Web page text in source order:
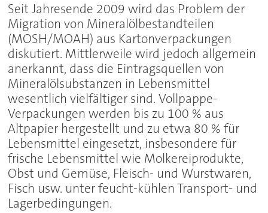
Seit Jahresende 2009 wird das Problem der
Migration von Mineralölbestandteilen
(MOSH/MOAH) aus Kartonverpackungen
diskutiert. Mittlerweile wird jedoch allgemein
anerkannt, dass die Eintragsquellen von
Mineralölsubstanzen in Lebensmittel
wesentlich vielfältiger sind. Vollpappe-
Verpackungen werden bis zu 100 % aus
Altpapier hergestellt und zu etwa 80 % für
Lebensmittel eingesetzt, insbesondere für
frische Lebensmittel wie Molkereiprodukte,
Obst und Gemüse, Fleisch- und Wurstwaren,
Fisch usw. unter feucht-kühlen Transport- und
Lagerbedingungen.